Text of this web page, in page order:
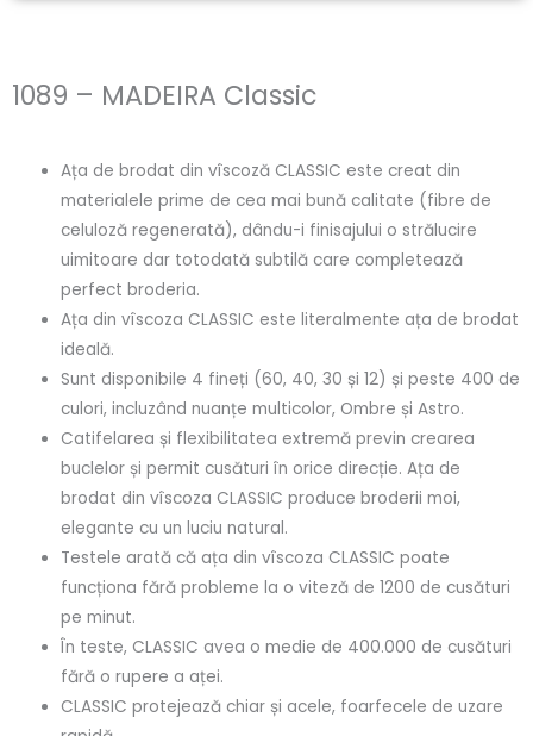
1089 – MADEIRA Classic
Ața de brodat din vîscoză CLASSIC este creat din
materialele prime de cea mai bună calitate (fibre de
celuloză regenerată), dându-i finisajului o strălucire
uimitoare dar totodată subtilă care completează
perfect broderia.
Ața din vîscoza CLASSIC este literalmente ața de brodat
ideală.
Sunt disponibile 4 fineți (60, 40, 30 și 12) și peste 400 de
culori, incluzând nuanțe multicolor, Ombre și Astro.
Catifelarea și flexibilitatea extremă previn crearea
buclelor și permit cusături în orice direcție. Ața de
brodat din vîscoza CLASSIC produce broderii moi,
elegante cu un luciu natural.
Testele arată că ața din vîscoza CLASSIC poate
funcționa fără probleme la o viteză de 1200 de cusături
pe minut.
În teste, CLASSIC avea o medie de 400.000 de cusături
fără o rupere a aței.
CLASSIC protejează chiar și acele, foarfecele de uzare